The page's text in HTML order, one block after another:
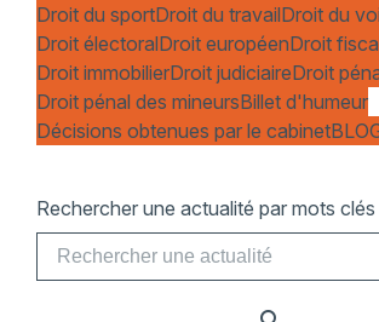
Droit du sportDroit du travailDroit du
Droit électoralDroit européenDroit
Droit immobilierDroit judiciaireDroit
Droit pénal des mineursBillet d'humeur
Décisions obtenues par le cabinet
Rechercher une actualité par mots clés